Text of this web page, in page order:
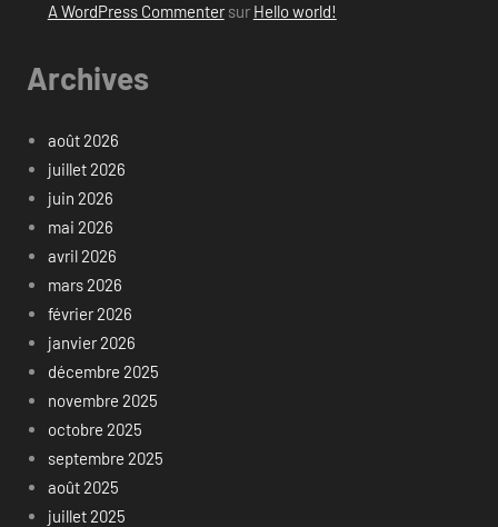
A WordPress Commentersur Hello world!
Archives
août 2026
juillet 2026
juin 2026
mai 2026
avril 2026
mars 2026
février 2026
janvier 2026
décembre 2025
novembre 2025
octobre 2025
septembre 2025
août 2025
juillet 2025